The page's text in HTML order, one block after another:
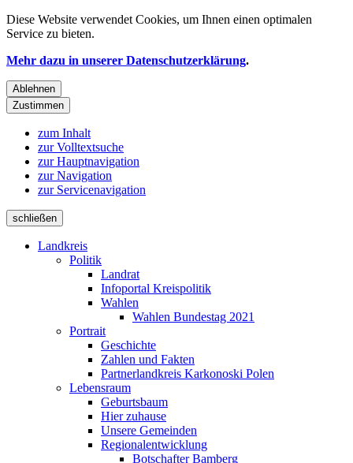
Diese Website verwendet Cookies, um Ihnen einen optimalen
Service zu bieten.
Mehr dazu in unserer Datenschutzerklärung.
Ablehnen
Zustimmen
zum Inhalt
zur Volltextsuche
zur Hauptnavigation
zur Navigation
zur Servicenavigation
schließen
Landkreis
Politik
Landrat
Infoportal Kreispolitik
Wahlen
Wahlen Bundestag 2021
Portrait
Geschichte
Zahlen und Fakten
Partnerlandkreis Karkonoski Polen
Lebensraum
Geburtsbaum
Hier zuhause
Unsere Gemeinden
Regionalentwicklung
Botschafter Bamberg